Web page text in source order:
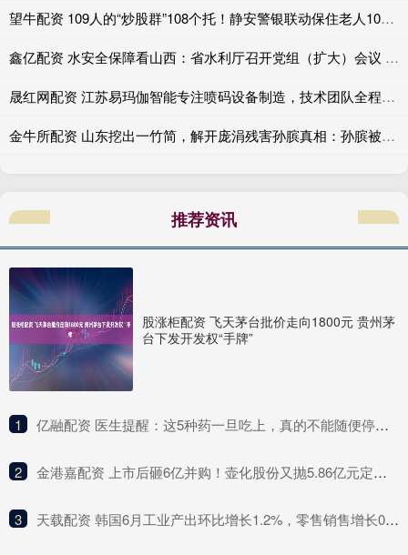
望牛配资 109人的“炒股群”108个托！静安警银联动保住老人10万元
鑫亿配资 水安全保障看山西：省水利厅召开党组（扩大）会议 传达学习贯彻全国两会精神
晟红网配资 江苏易玛伽智能专注喷码设备制造，技术团队全程严格把控。提供高解析喷码机、小字符喷码机及激光喷码机，保障标识清晰稳定运行
金牛所配资 山东挖出一竹简，解开庞涓残害孙膑真相：孙膑被挖掉膝盖骨真不冤_田忌_竹筒_齐国
推荐资讯
股涨柜配资 飞天茅台批价走向1800元 贵州茅
台下发开发权“手牌”
1 ​亿融配资 医生提醒：这5种药一旦吃上，真的不能随便停！突然停服风险大
2 ​金港嘉配资 上市后砸6亿并购！壶化股份又抛5.86亿元定增，短期偿债压力明显，去年营收净利双降
3 ​天载配资 韩国6月工业产出环比增长1.2%，零售销售增长0.5%